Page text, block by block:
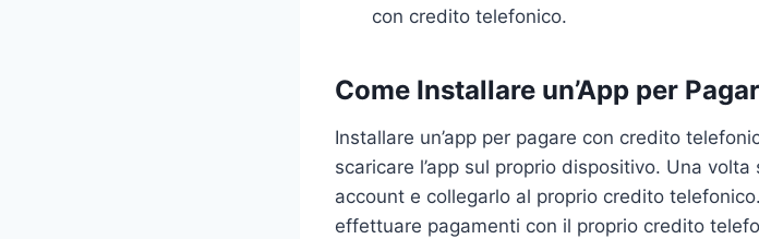
con credito telefonico.
Come Installare un’App per
Installare un’app per pagare con credito
scaricare l’app sul proprio dispositivo. Una volta
account e collegarlo al proprio credito
effettuare pagamenti con il proprio credito